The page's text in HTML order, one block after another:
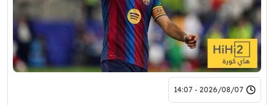
2026/08/07 - 14:07